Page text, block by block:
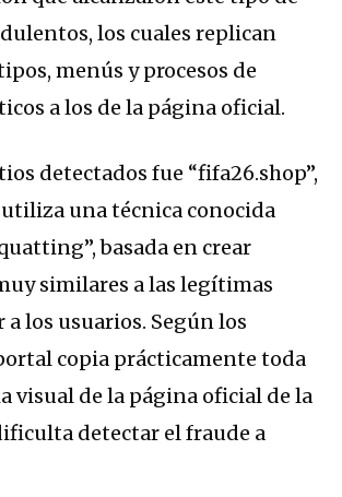
los cuales replican
menús y procesos de
a los de la página oficial.
detectados fue “fifa26.shop”,
una técnica conocida
basada en crear
similares a las legítimas
a los usuarios. Según los
copia prácticamente toda
visual de la página oficial de la
detectar el fraude a